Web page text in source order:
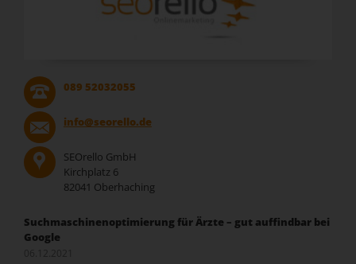
089 52032055
info@seorello.de
SEOrello GmbH
Kirchplatz 6
82041 Oberhaching
Suchmaschinenoptimierung für Ärzte – gut auffindbar bei
Google